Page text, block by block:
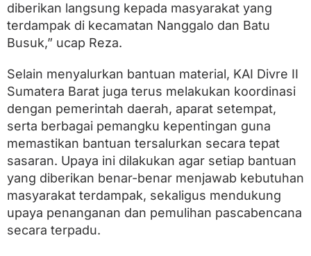
diberikan langsung kepada masyarakat yang
terdampak di kecamatan Nanggalo dan Batu
Busuk,” ucap Reza.
Selain menyalurkan bantuan material, KAI Divre II
Sumatera Barat juga terus melakukan koordinasi
dengan pemerintah daerah, aparat setempat,
serta berbagai pemangku kepentingan guna
memastikan bantuan tersalurkan secara tepat
sasaran. Upaya ini dilakukan agar setiap bantuan
yang diberikan benar-benar menjawab kebutuhan
masyarakat terdampak, sekaligus mendukung
upaya penanganan dan pemulihan pascabencana
secara terpadu.